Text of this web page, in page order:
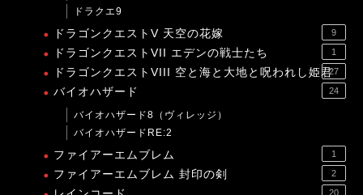
ドラクエ9
ドラゴンクエストV 天空の花嫁 9
ドラゴンクエストVII エデンの戦士たち 1
ドラゴンクエストVIII 空と海と大地と呪われし姫君27
バイオハザード 24
バイオハザード8（ヴィレッジ）
バイオハザードRE:2
ファイアーエムブレム 1
ファイアーエムブレム 封印の剣 2
20